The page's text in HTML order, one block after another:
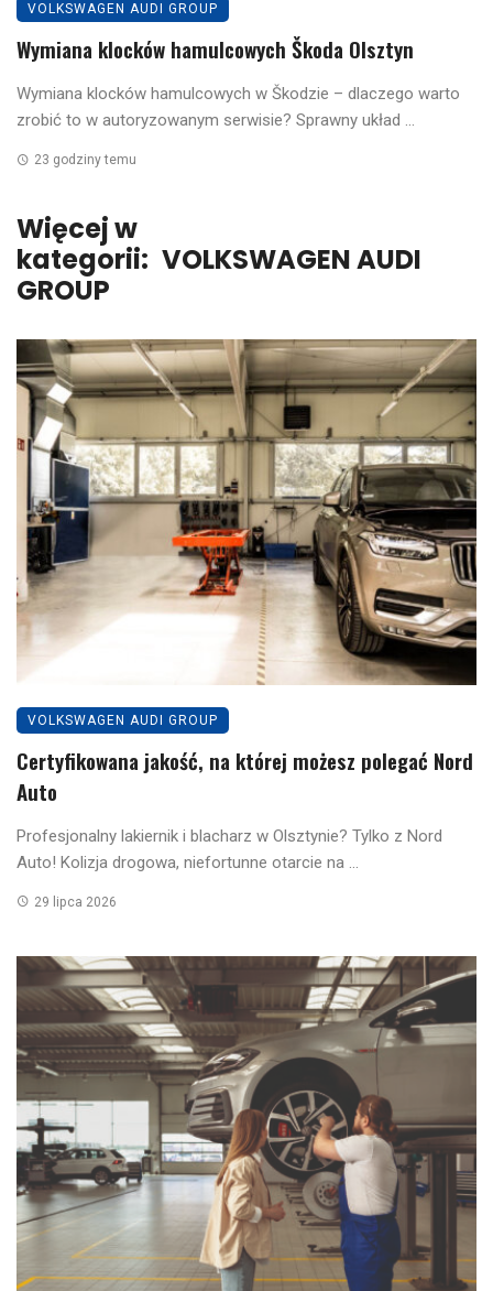
VOLKSWAGEN AUDI GROUP
Wymiana klocków hamulcowych Škoda Olsztyn
Wymiana klocków hamulcowych w Škodzie – dlaczego warto
zrobić to w autoryzowanym serwisie? Sprawny układ ...
23 godziny temu
Więcej w
kategorii: VOLKSWAGEN AUDI
GROUP
VOLKSWAGEN AUDI GROUP
Certyfikowana jakość, na której możesz polegać Nord
Auto
Profesjonalny lakiernik i blacharz w Olsztynie? Tylko z Nord
Auto! Kolizja drogowa, niefortunne otarcie na ...
29 lipca 2026